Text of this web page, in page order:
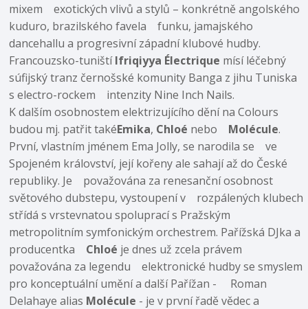
mixem exotických vlivů a stylů – konkrétně angolského
kuduro, brazilského favela funku, jamajského
dancehallu a progresivní západní klubové hudby.
Francouzsko-tuništíIfriqiyya Électrique mísí léčebný
súfijský tranz černošské komunity Banga z jihu Tuniska
s electro-rockem intenzity Nine Inch Nails.
K dalším osobnostem elektrizujícího dění na Colours
budou mj. patřit takéEmika, Chloé nebo Molécule.
První, vlastním jménem Ema Jolly, se narodila se ve
Spojeném království, její kořeny ale sahají až do České
republiky. Je považována za renesanční osobnost
světového dubstepu, vystoupení v rozpálených klubech
střídá s vrstevnatou spoluprací s Pražským
metropolitním symfonickým orchestrem. Pařížská DJka a
producentka Chloé je dnes už zcela právem
považována za legendu elektronické hudby se smyslem
pro konceptuální umění a další Pařížan - Roman
Delahaye alias Molécule - je v první řadě vědec a